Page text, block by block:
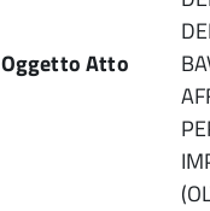
Oggetto Atto